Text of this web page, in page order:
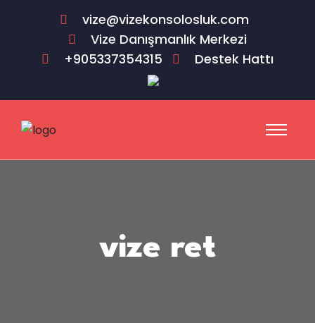
vize@vizekonsolosluk.com
Vize Danışmanlık Merkezi
+905337354315
Destek Hattı
vize ret